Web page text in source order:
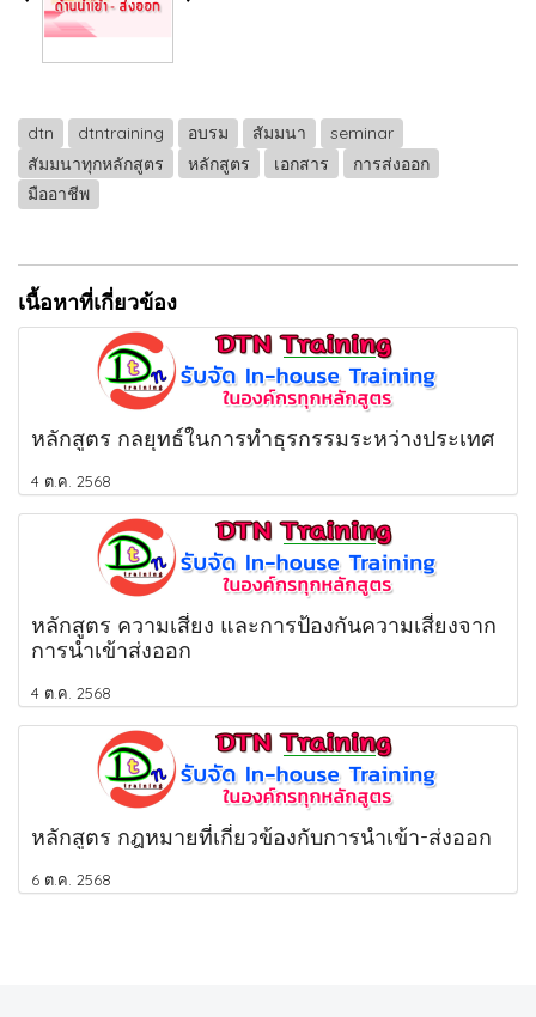
dtn dtntraining อบรม สัมมนา
seminar
สัมมนาทุกหลักสูตร
หลักสูตร เอกสาร
การส่งออก
มืออาชีพ
เนื้อหาที่เกี่ยวข้อง
หลักสูตร กลยุทธ์ในการทำธุรกรรมระหว่างประเทศ
4 ต.ค. 2568
หลักสูตร ความเสี่ยง และการป้องกันความเสี่ยงจาก
การนำเข้าส่งออก
4 ต.ค. 2568
หลักสูตร กฎหมายที่เกี่ยวข้องกับการนำเข้า-ส่งออก
6 ต.ค. 2568